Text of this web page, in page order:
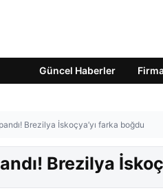
Güncel Haberler
Brezilya İskoçya’yı farka boğdu
Brezilya